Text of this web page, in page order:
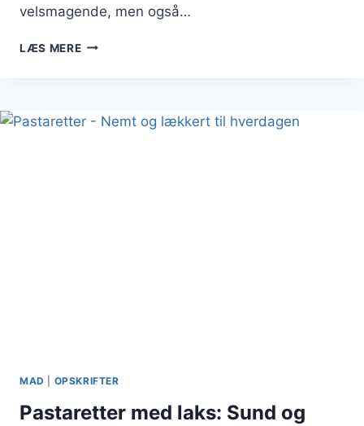
velsmagende, men også…
LÆS MEREPASTARETTER
DIN
MAD OPSKRIFTER
Pastaretter med laks: Sund og